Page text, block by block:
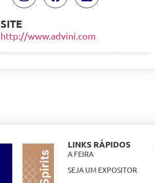
SITE
http://www.advini.com
LINKS RÁPIDOS
A FEIRA
SEJA UM EXPOSITOR